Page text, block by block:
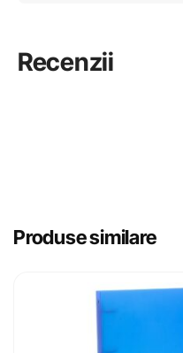
Recenzii
Produse similare